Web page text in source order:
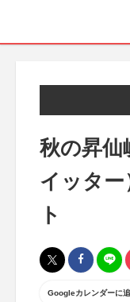
秋の昇仙
イッタ
ト
Googleカレンダーに